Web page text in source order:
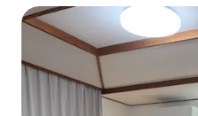
vlakove